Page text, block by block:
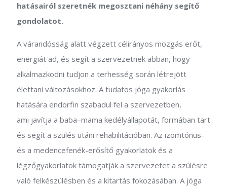
hatásairól szeretnék megosztani néhány segítő
gondolatot.
A várandósság alatt végzett célirányos mozgás erőt,
energiát ad, és segít a szervezetnek abban, hogy
alkalmazkodni tudjon a terhesség során létrejött
élettani változásokhoz. A tudatos jóga gyakorlás
hatására endorfin szabadul fel a szervezetben,
ami javítja a baba–mama kedélyállapotát, formában tart
és segít a szülés utáni rehabilitációban. Az izomtónus-
és a medencefenék-erősítő gyakorlatok és a
légzőgyakorlatok támogatják a szervezetet a szülésre
való felkészülésben és a kitartás fokozásában. A jóga